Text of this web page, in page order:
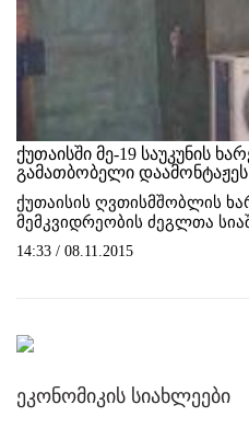
ქუთაისში მე-19 საუკუნის
გამათბობელი
ქუთაისის ღვთისმშობლის
მემკვიდრეობის ძეგლთა
14:33 / 08.11.2015
ეკონომიკის სიახლეები